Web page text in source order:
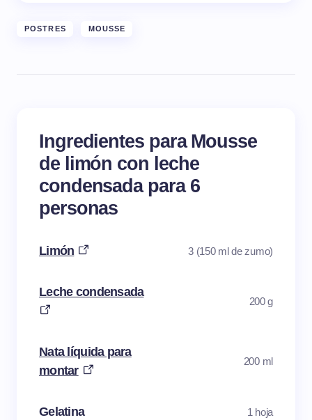
POSTRES MOUSSE
Ingredientes para Mousse
de limón con leche
condensada para 6
personas
Limón 3 (150 ml de zumo)
Leche condensada
200 g
Nata líquida para
montar
200 ml
Gelatina 1 hoja